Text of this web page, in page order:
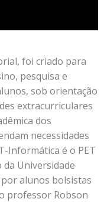
foi criado para
pesquisa e
sob orientação
extracurriculares
dos
necessidades
Informática é o PET
da Universidade
alunos bolsistas
professor Robson